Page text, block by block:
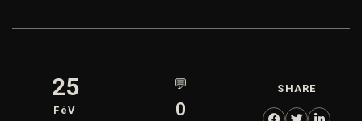
25
FéV
💬
0
SHARE